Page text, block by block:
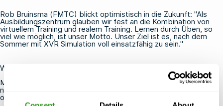
Rob Bruinsma (FMTC) blickt optimistisch in die Zukunft: "Als
Ausbildungszentrum glauben wir fest an die Kombination von
virtuellem Training und realem Training. Lernen durch Üben, so
viel wie möglich, ist unser Motto. Unser Ziel ist es, nach dem
Sommer mit XVR Simulation voll einsatzfähig zu sein."
Weitere Informationen
Möchten Sie mehr über unser Vr-Training erfahren? Zögern Sie
nicht, uns zu kontaktieren. Sie können uns unter
oder über